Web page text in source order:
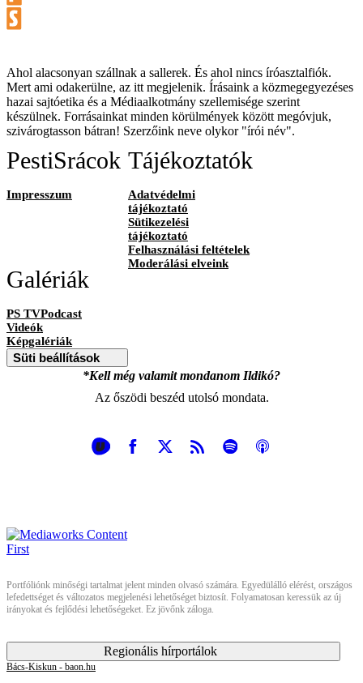
Ahol alacsonyan szállnak a sallerek. És ahol nincs íróasztalfiók.
Mert ami odakerülne, az itt megjelenik. Írásaink a közmegegyezéses
hazai sajtóetika és a Médiaalkotmány szellemisége szerint
készülnek. Forrásainkat minden körülmények között megóvjuk,
szivárogtasson bátran! Szerzőink neve olykor "írói név".
PestiSrácok
Impresszum
Tájékoztatók
Adatvédelmi
tájékoztató
Sütikezelési
tájékoztató
Felhasználási feltételek
Moderálási elveink
Galériák
PS TVPodcast
Videók
Képgalériák
Süti beállítások
*Kell még valamit mondanom Ildikó?
Az őszödi beszéd utolsó mondata.
Portfóliónk minőségi tartalmat jelent minden olvasó számára. Egyedülálló elérést, országos
lefedettséget és változatos megjelenési lehetőséget biztosít. Folyamatosan keressük az új
irányokat és fejlődési lehetőségeket. Ez jövőnk záloga.
Regionális hírportálok
Bács-Kiskun - baon.hu